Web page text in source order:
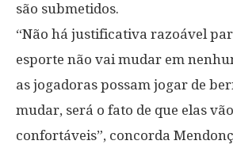
são submetidos.
“Não há justificativa razoável
esporte não vai mudar em
as jogadoras possam jogar de
mudar, será o fato de que elas
confortáveis”, concorda